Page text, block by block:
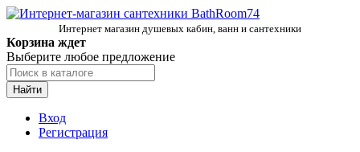
Интернет магазин душевых кабин, ванн и сантехники
Корзина ждет
Выберите любое предложение
Найти
Вход
Регистрация